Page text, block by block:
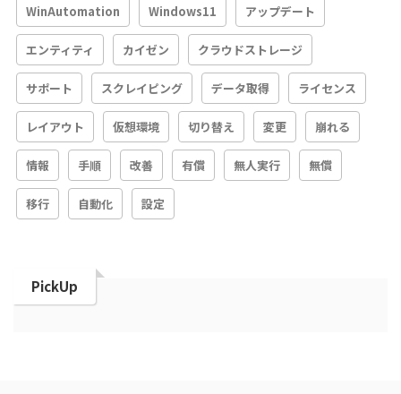
WinAutomation Windows11 アップデート
エンティティ カイゼン クラウドストレージ
サポート スクレイピング データ取得 ライセンス
レイアウト 仮想環境 切り替え 変更 崩れる
情報 手順 改善 有償 無人実行 無償
移行 自動化 設定
PickUp